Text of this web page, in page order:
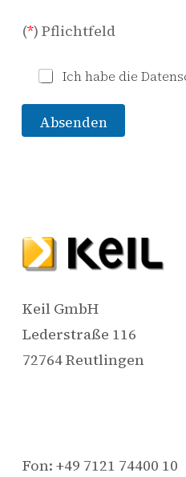
(*) Pflichtfeld
Ich habe die
Absenden
Keil GmbH
Lederstraße 116
72764 Reutlingen
Fon: +49 7121 74400 10